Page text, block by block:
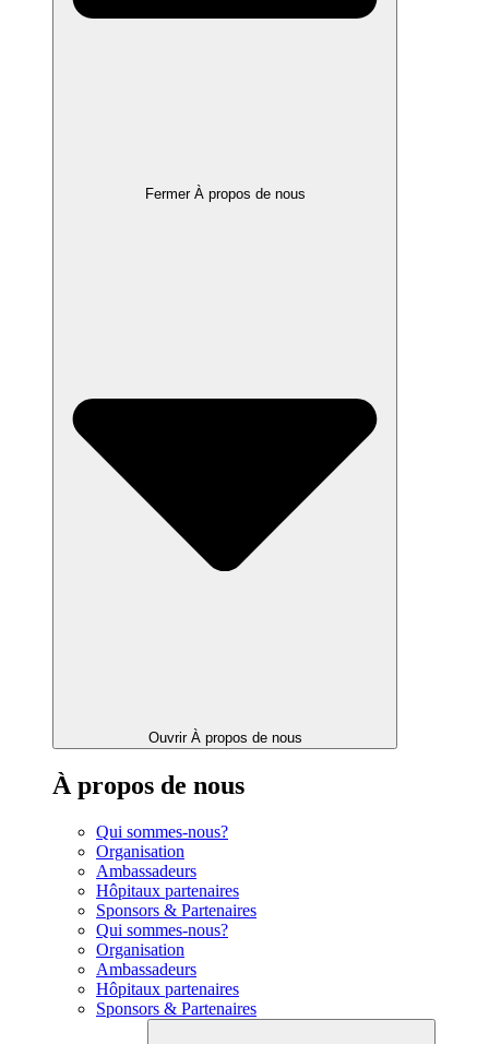
Fermer À propos de nous
Ouvrir À propos de nous
À propos de nous
Qui sommes-nous?
Organisation
Ambassadeurs
Hôpitaux partenaires
Sponsors & Partenaires
Qui sommes-nous?
Organisation
Ambassadeurs
Hôpitaux partenaires
Sponsors & Partenaires